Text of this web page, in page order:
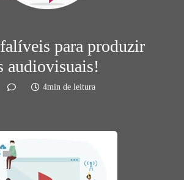
para produzir
audiovisuais!
4min de leitura